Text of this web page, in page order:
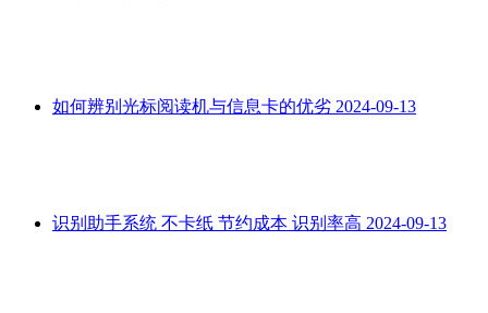
如何辨别光标阅读机与信息卡的优劣 2024-09-13
识别助手系统 不卡纸 节约成本 识别率高 2024-09-13